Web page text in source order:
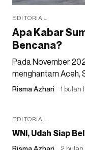
EDITORIAL
Apa Kabar
Bencana?
Pada November
menghantam Aceh,
Risma Azhari 1 bulan
EDITORIAL
WNI, Udah Siap